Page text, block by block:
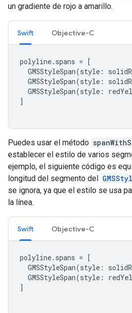
un gradiente de rojo a amarillo.
Swift Objective-C
polyline. spans =
[
GMSStyleSpan(style :
GMSStyleSpan(style :
GMSStyleSpan(style :
]
Puedes usar el método
establecer el estilo de varios
ejemplo, el siguiente código es
longitud del segmento del
se ignora, ya que el estilo se usa
la línea.
Swift Objective-C
polyline. spans =
[
GMSStyleSpan(style :
GMSStyleSpan(style :
]